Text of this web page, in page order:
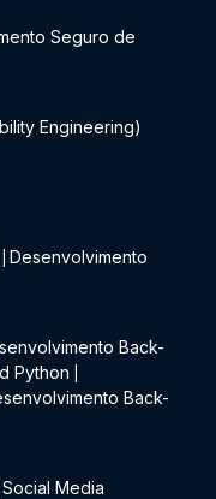
Seguro de
Engineering)
Desenvolvimento
Back-
Python
Back-
Social Media